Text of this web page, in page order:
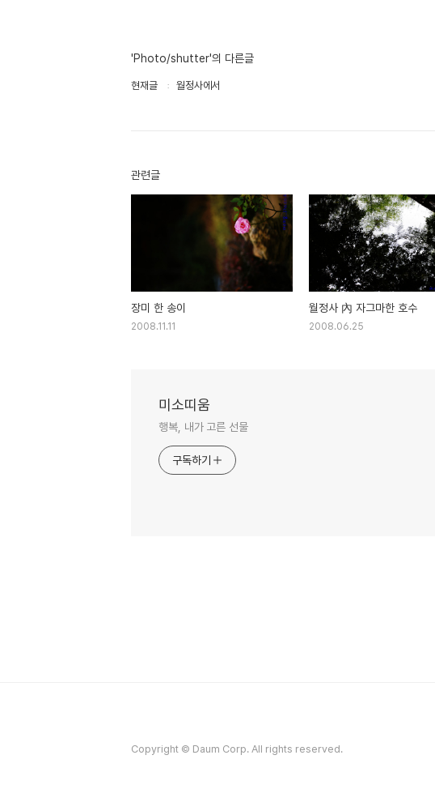
'Photo/shutter'의 다른글
현재글 월정사에서
관련글
장미 한 송이
2008.11.11
월정사 內 자그마한 호수
2008.06.25
미소띠움
행복, 내가 고른 선물
구독하기
Copyright © Daum Corp. All rights reserved.